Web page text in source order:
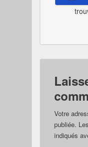
Votre
publiée.
indiqués